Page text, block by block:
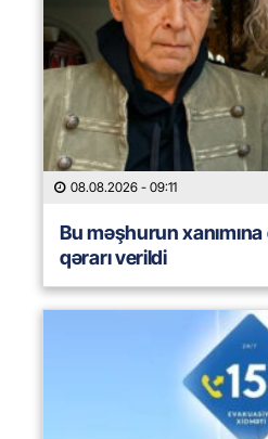
08.08.2026 - 09:11
Bu məşhurun
qərarı verildi